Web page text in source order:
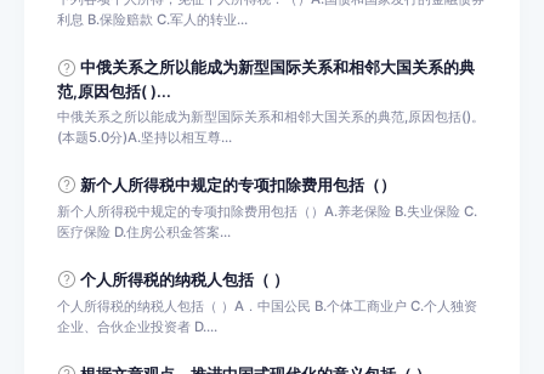
利息 B.保险赔款 C.军人的转业...
中俄关系之所以能成为新型国际关系和相邻大国关系的典
范,原因包括( )...
中俄关系之所以能成为新型国际关系和相邻大国关系的典范,原因包括()。
(本题5.0分)A.坚持以相互尊...
新个人所得税中规定的专项扣除费用包括（）
新个人所得税中规定的专项扣除费用包括（）A.养老保险 B.失业保险 C.
医疗保险 D.住房公积金答案...
个人所得税的纳税人包括（ ）
个人所得税的纳税人包括（ ）A．中国公民 B.个体工商业户 C.个人独资
企业、合伙企业投资者 D....